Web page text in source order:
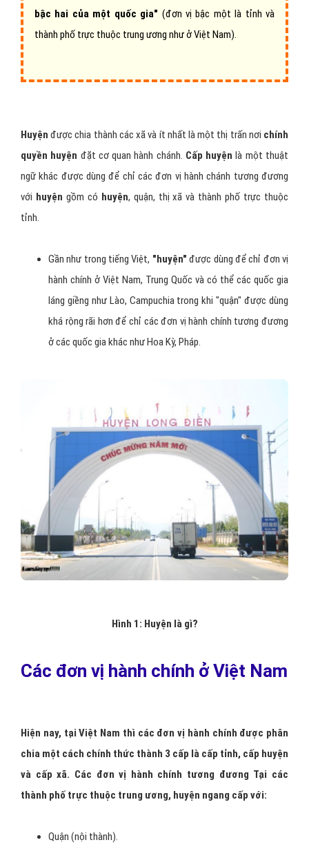
bậc hai của một quốc gia" (đơn vị bậc một là tỉnh và
thành phố trực thuộc trung ương như ở Việt Nam).
Huyện được chia thành các xã và ít nhất là một thị trấn nơi chính
quyền huyện đặt cơ quan hành chánh. Cấp huyện là một thuật
ngữ khác được dùng để chỉ các đơn vị hành chánh tương đương
với huyện gồm có huyện, quận, thị xã và thành phố trực thuộc
tỉnh.
Gần như trong tiếng Việt, "huyện" được dùng để chỉ đơn vị
hành chính ở Việt Nam, Trung Quốc và có thể các quốc gia
láng giềng như Lào, Campuchia trong khi "quận" được dùng
khá rộng rãi hơn để chỉ các đơn vị hành chính tương đương
ở các quốc gia khác như Hoa Kỳ, Pháp.
Hình 1: Huyện là gì?
Các đơn vị hành chính ở Việt Nam
Hiện nay, tại Việt Nam thì các đơn vị hành chính được phân
chia một cách chính thức thành 3 cấp là cấp tỉnh, cấp huyện
và cấp xã. Các đơn vị hành chính tương đương Tại các
thành phố trực thuộc trung ương, huyện ngang cấp với:
Quận (nội thành).